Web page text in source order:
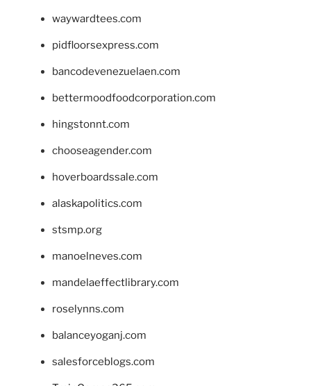
waywardtees.com
pidfloorsexpress.com
bancodevenezuelaen.com
bettermoodfoodcorporation.com
hingstonnt.com
chooseagender.com
hoverboardssale.com
alaskapolitics.com
stsmp.org
manoelneves.com
mandelaeffectlibrary.com
roselynns.com
balanceyoganj.com
salesforceblogs.com